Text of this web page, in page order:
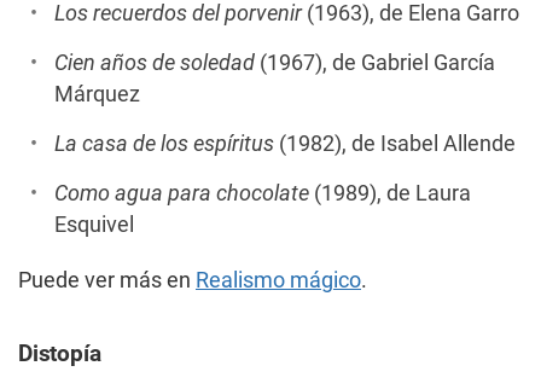
Los recuerdos del porvenir (1963), de Elena Garro
Cien años de soledad (1967), de Gabriel García
Márquez
La casa de los espíritus (1982), de Isabel Allende
Como agua para chocolate (1989), de Laura
Esquivel
Puede ver más en Realismo mágico.
Distopía